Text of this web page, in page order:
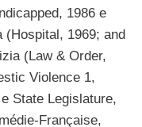
1986 e
(Hospital, 1969; and
(Law & Order,
Violence 1,
State Legislature,
Française,